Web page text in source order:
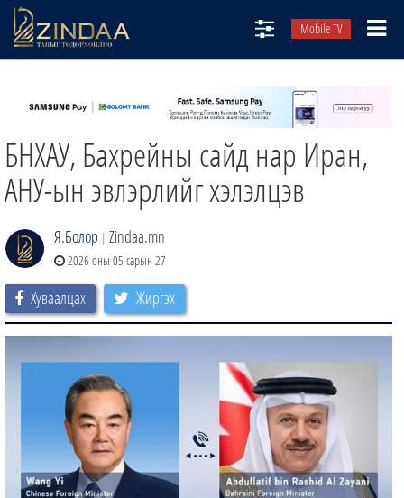
Mobile TV
ТВ8
ӨГЛӨӨНИЙ СОНИН
АУДИО ЗОХИОЛ
БНХАУ, Бахрейны сайд нар Иран,
АНУ-ын эвлэрлийг хэлэлцэв
Я.Болор | Zindaa.mn
2026 оны 05 сарын 27
Хуваалцах Жиргэх